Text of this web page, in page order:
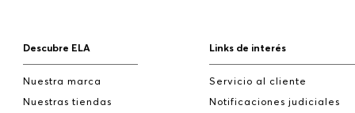
Descubre ELA
Nuestra marca
Nuestras tiendas
Links de interés
Servicio al cliente
Notificaciones judiciales